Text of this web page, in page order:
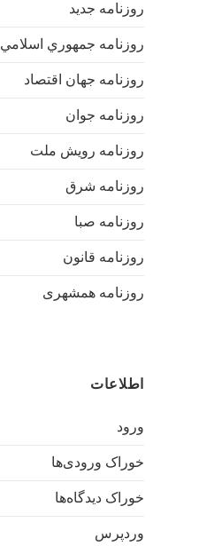
روزنامه جدید
روزنامه جمهوري اسلامي
روزنامه جهان اقتصاد
روزنامه جوان
روزنامه رویش ملت
روزنامه شرق
روزنامه صبا
روزنامه قانون
روزنامه همشهری
اطلاعات
ورود
خوراک ورودی‌ها
خوراک دیدگاه‌ها
وردپرس